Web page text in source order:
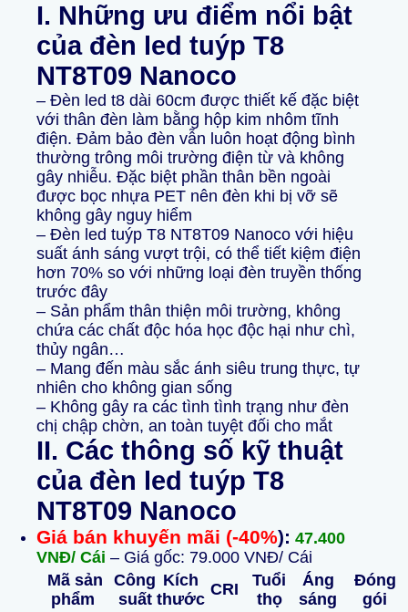
I. Những ưu điểm nổi bật
của đèn led tuýp T8
NT8T09 Nanoco
– Đèn led t8 dài 60cm được thiết kế đặc biệt
với thân đèn làm bằng hộp kim nhôm tĩnh
điện. Đảm bảo đèn vẫn luôn hoạt động bình
thường trông môi trường điện từ và không
gây nhiễu. Đặc biệt phần thân bền ngoài
được bọc nhựa PET nên đèn khi bị vỡ sẽ
không gây nguy hiểm
– Đèn led tuýp T8 NT8T09 Nanoco với hiệu
suất ánh sáng vượt trội, có thể tiết kiệm điện
hơn 70% so với những loại đèn truyền thống
trước đây
– Sản phẩm thân thiện môi trường, không
chứa các chất độc hóa học độc hại như chì,
thủy ngân…
– Mang đến màu sắc ánh siêu trung thực, tự
nhiên cho không gian sống
– Không gây ra các tình tình trạng như đèn
chị chập chờn, an toàn tuyệt đối cho mắt
II. Các thông số kỹ thuật
của đèn led tuýp T8
NT8T09 Nanoco
Giá bán khuyến mãi (-40%): 47.400
VNĐ/ Cái – Giá gốc: 79.000 VNĐ/ Cái
Mã sản
phẩm
Công
suất
Kích
thước
CRI
Tuổi
thọ
Áng
sáng
Đóng
gói